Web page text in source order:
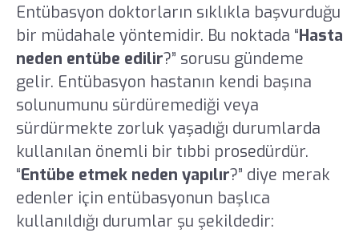
Entübasyon doktorların sıklıkla başvurduğu
bir müdahale yöntemidir. Bu noktada “Hasta
neden entübe edilir?” sorusu gündeme
gelir. Entübasyon hastanın kendi başına
solunumunu sürdüremediği veya
sürdürmekte zorluk yaşadığı durumlarda
kullanılan önemli bir tıbbi prosedürdür.
“Entübe etmek neden yapılır?” diye merak
edenler için entübasyonun başlıca
kullanıldığı durumlar şu şekildedir: